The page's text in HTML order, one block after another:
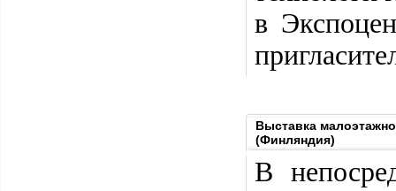
в
Выставка
(Финляндия)
В